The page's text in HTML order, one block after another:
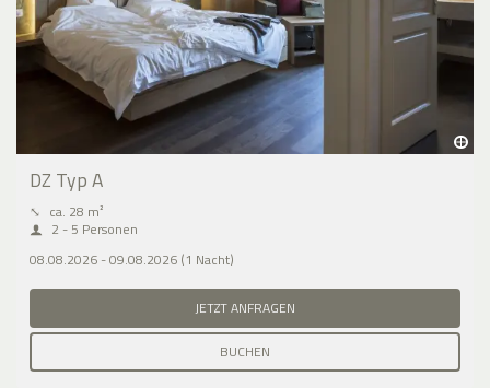
DZ Typ A
⤡ ca. 28 m²
2 - 5 Personen
08.08.2026 - 09.08.2026 (1 Nacht)
JETZT ANFRAGEN
BUCHEN